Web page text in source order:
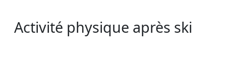
Activité physique après ski